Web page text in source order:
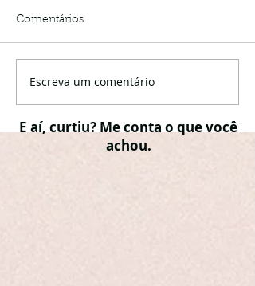
Comentários
Escreva um comentário
E aí, curtiu? Me conta o que você
achou.